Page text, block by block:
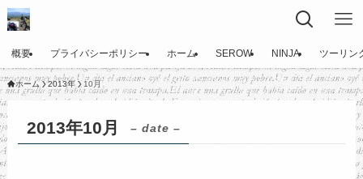
概要 プライバシーポリシー ホーム SEROW NINJA ツーリン
ホーム 2013年 10月
2013年10月 – date –